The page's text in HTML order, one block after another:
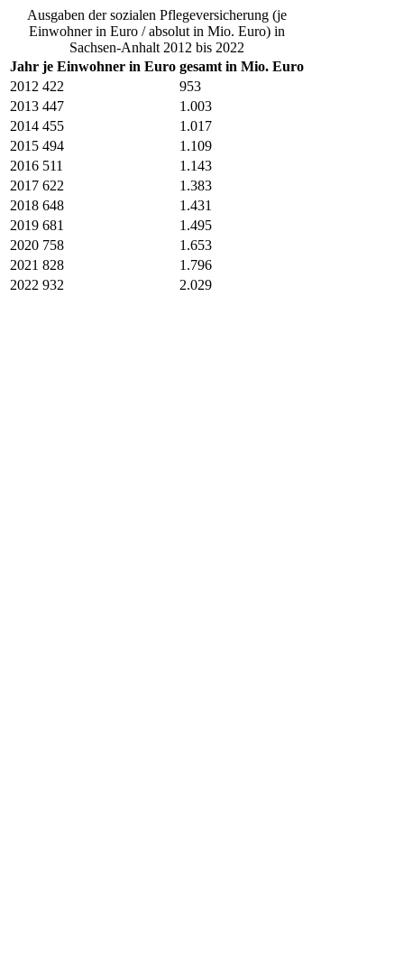
Ausgaben der sozialen Pflegeversicherung (je
Einwohner in Euro / absolut in Mio. Euro) in
Sachsen-Anhalt 2012 bis 2022
Jahr je Einwohner in Euro gesamt in Mio. Euro
2012 422
953
2013 447
1.003
2014 455
1.017
2015 494
1.109
2016 511
1.143
2017 622
1.383
2018 648
1.431
2019 681
1.495
2020 758
1.653
2021 828
1.796
2022 932 2.029